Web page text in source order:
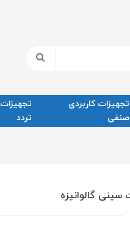
تجهیزات کاربردی
صنفی
تردد